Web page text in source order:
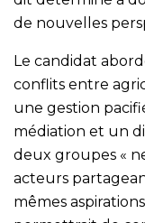
de nouvelles
Le candidat
conflits entre
une gestion
médiation et un
deux groupes «
acteurs
mêmes